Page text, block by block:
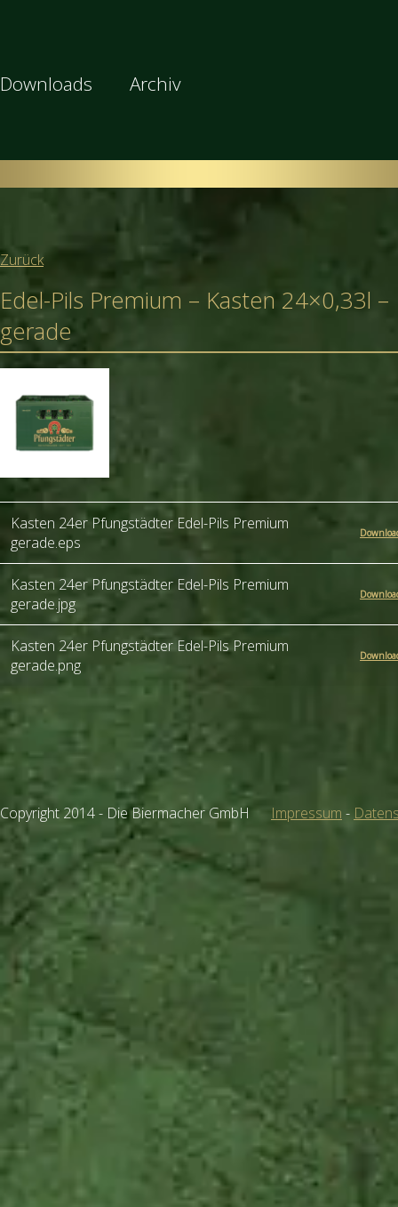
Downloads Archiv
Zurück
Edel-Pils Premium – Kasten 24×0,33l –
gerade
Kasten 24er Pfungstädter Edel-Pils Premium
gerade.eps
Kasten 24er Pfungstädter Edel-Pils Premium
gerade.jpg
Kasten 24er Pfungstädter Edel-Pils Premium
gerade.png
Copyright 2014 - Die Biermacher GmbH Impressum -